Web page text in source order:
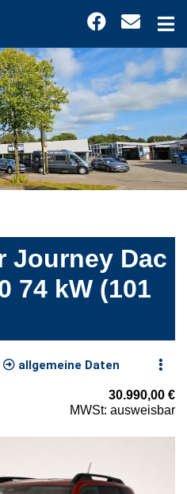
Journey Dac
74 kW (101
allgemeine Daten
30.990,00 €
MWSt: ausweisbar